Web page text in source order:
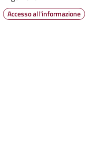
Accesso all'informazione